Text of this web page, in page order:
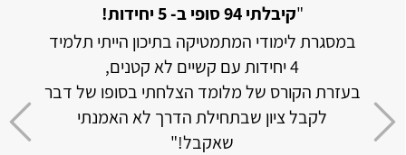
"קיבלתי 94 סופי ב- 5 יחידות!
במסגרת לימודי המתמטיקה בתיכון הייתי תלמיד
4 יחידות עם קשיים לא קטנים,
בעזרת הקורס של מלומד הצלחתי בסופו של דבר
לקבל ציון שבתחילת הדרך לא האמנתי
שאקבל!"